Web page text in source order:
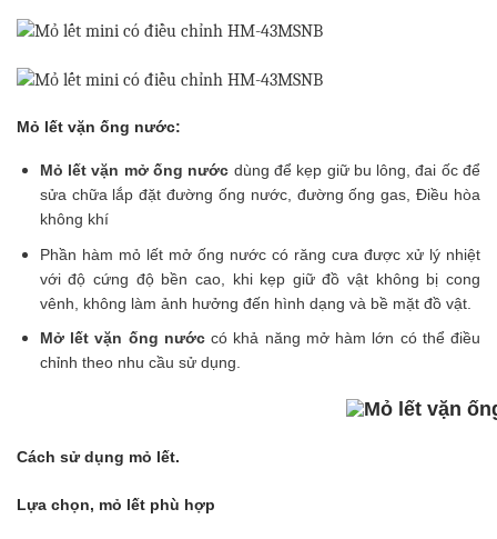
Mỏ lết vặn ống nước:
Mỏ lết vặn mở ống nước dùng để kẹp giữ bu lông, đai ốc để
sửa chữa lắp đặt đường ống nước, đường ống gas, Điều hòa
không khí
Phần hàm mỏ lết mở ống nước có răng cưa được xử lý nhiệt
với độ cứng độ bền cao, khi kẹp giữ đồ vật không bị cong
vênh, không làm ảnh hưởng đến hình dạng và bề mặt đồ vật.
Mở lết vặn ống nướccó khả năng mở hàm lớn có thể điều
chỉnh theo nhu cầu sử dụng.
Cách sử dụng mỏ lết.
Lựa chọn, mỏ lết phù hợp